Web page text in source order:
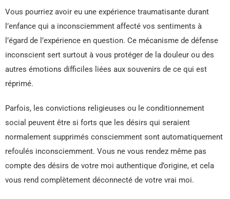
Vous pourriez avoir eu une expérience traumatisante durant
l’enfance qui a inconsciemment affecté vos sentiments à
l’égard de l’expérience en question. Ce mécanisme de défense
inconscient sert surtout à vous protéger de la douleur ou des
autres émotions difficiles liées aux souvenirs de ce qui est
réprimé.
Parfois, les convictions religieuses ou le conditionnement
social peuvent être si forts que les désirs qui seraient
normalement supprimés consciemment sont automatiquement
refoulés inconsciemment. Vous ne vous rendez même pas
compte des désirs de votre moi authentique d’origine, et cela
vous rend complètement déconnecté de votre vrai moi.